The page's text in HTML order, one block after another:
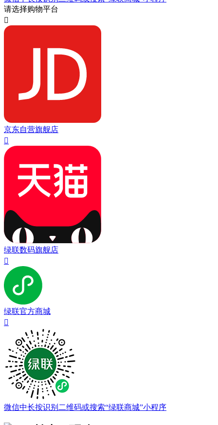
请选择购物平台

京东自营旗舰店

绿联数码旗舰店

绿联官方商城

微信中长按识别二维码或搜索“绿联商城”小程序